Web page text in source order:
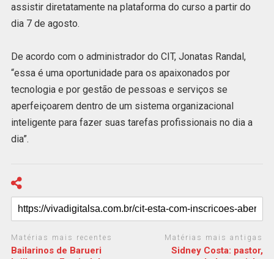
assistir diretatamente na plataforma do curso a partir do
dia 7 de agosto.
De acordo com o administrador do CIT, Jonatas Randal,
“essa é uma oportunidade para os apaixonados por
tecnologia e por gestão de pessoas e serviços se
aperfeiçoarem dentro de um sistema organizacional
inteligente para fazer suas tarefas profissionais no dia a
dia”.
Matérias mais recentes
Bailarinos de Barueri
Matérias mais antigas
Sidney Costa: pastor,